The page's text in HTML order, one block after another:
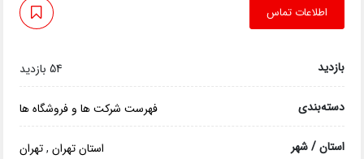
اطلاعات تماس
بازدید 54 بازدید
دسته‌بندی فهرست شرکت ها و فروشگاه ها
استان / شهر استان تهران,تهران